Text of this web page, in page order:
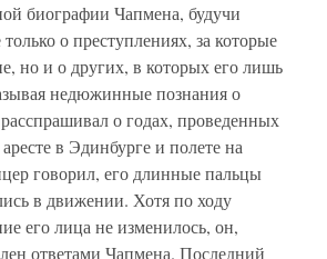
биографии Чапмена, будучи
о преступлениях, за которые
но и о других, в которых его лишь
недюжинные познания о
о годах, проведенных
в Эдинбурге и полете на
говорил, его длинные пальцы
в движении. Хотя по ходу
его лица не изменилось, он,
ответами Чапмена. Последний